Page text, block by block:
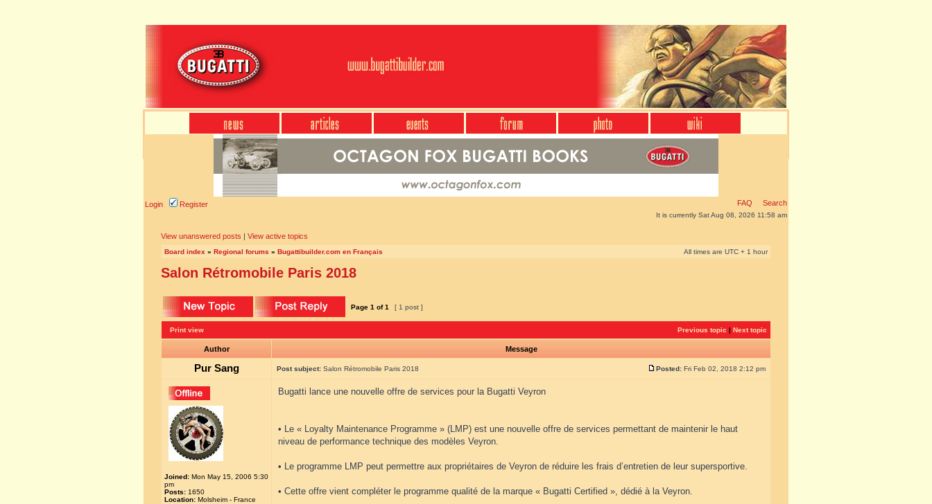
Login Register FAQ Search
It is currently Sat Aug 08, 2026 11:58 am
View unanswered posts | View active topics
Board index » Regional forums » Bugattibuilder.com en Français All times are UTC + 1 hour
Salon Rétromobile Paris 2018
Page 1 of1 [ 1 post ]
Print view Previous topic | Next topic
Author Message
Pur Sang Post subject: Salon Rétromobile Paris 2018 Posted: Fri Feb 02, 2018 2:12 pm
Joined: Mon May 15, 2006 5:30
pm
Posts: 1650
Location: Molsheim - France
Bugatti lance une nouvelle offre de services pour la Bugatti Veyron
• Le « Loyalty Maintenance Programme » (LMP) est une nouvelle offre de services permettant de maintenir le haut
niveau de performance technique des modèles Veyron.
• Le programme LMP peut permettre aux propriétaires de Veyron de réduire les frais d’entretien de leur supersportive.
• Cette offre vient compléter le programme qualité de la marque « Bugatti Certified », dédié à la Veyron.